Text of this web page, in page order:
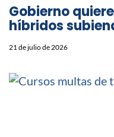
Gobierno
híbridos
21 de julio de 2026